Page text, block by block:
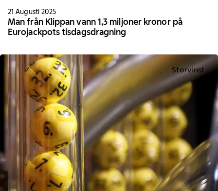
21 Augusti 2025
Man från Klippan vann 1,3 miljoner kronor på
Eurojackpots tisdagsdragning
Storvinst